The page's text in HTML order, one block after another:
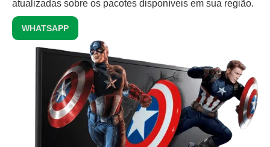
atualizadas sobre os pacotes disponíveis em sua região.
WHATSAPP